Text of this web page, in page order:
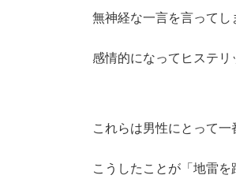
無神経な一言を言ってし
感情的になってヒステリ
これらは男性にとって一
こうしたことが「地雷を